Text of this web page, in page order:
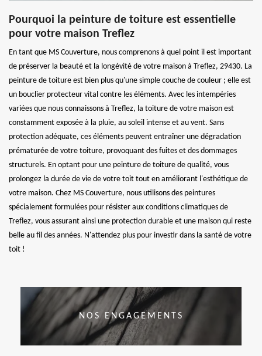
Pourquoi la peinture de toiture est essentielle
pour votre maison Treflez
En tant que MS Couverture, nous comprenons à quel point il est important
de préserver la beauté et la longévité de votre maison à Treflez, 29430. La
peinture de toiture est bien plus qu'une simple couche de couleur ; elle est
un bouclier protecteur vital contre les éléments. Avec les intempéries
variées que nous connaissons à Treflez, la toiture de votre maison est
constamment exposée à la pluie, au soleil intense et au vent. Sans
protection adéquate, ces éléments peuvent entraîner une dégradation
prématurée de votre toiture, provoquant des fuites et des dommages
structurels. En optant pour une peinture de toiture de qualité, vous
prolongez la durée de vie de votre toit tout en améliorant l'esthétique de
votre maison. Chez MS Couverture, nous utilisons des peintures
spécialement formulées pour résister aux conditions climatiques de
Treflez, vous assurant ainsi une protection durable et une maison qui reste
belle au fil des années. N'attendez plus pour investir dans la santé de votre
toit !
NOS ENGAGEMENTS